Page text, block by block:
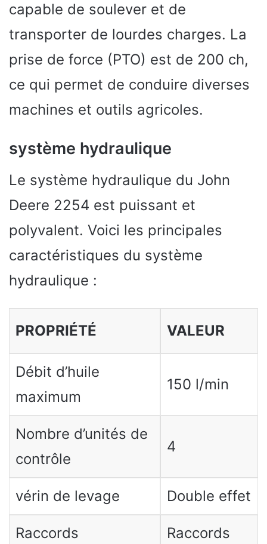
capable de soulever et de
transporter de lourdes charges. La
prise de force (PTO) est de 200 ch,
ce qui permet de conduire diverses
machines et outils agricoles.
système hydraulique
Le système hydraulique du John
Deere 2254 est puissant et
polyvalent. Voici les principales
caractéristiques du système
hydraulique :
PROPRIÉTÉ VALEUR
Débit d’huile
maximum
150 l/min
Nombre d’unités de
contrôle
4
vérin de levage Double effet
Raccords
Raccords